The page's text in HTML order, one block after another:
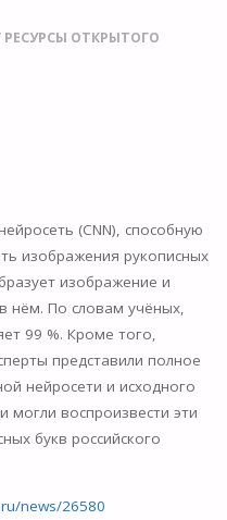
РЕСУРСЫ ОТКРЫТОГО
(CNN), способную
изображения рукописных
изображение и
нём. По словам учёных,
99 %. Кроме того,
представили полное
нейросети и исходного
могли воспроизвести эти
букв российского
news/26580